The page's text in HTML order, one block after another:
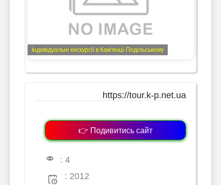
Індивідуальні екскурсії в Кам'янці-Подільському
https://tour.k-p.net.ua
👉 Подивитись сайт
: 4
: 2012